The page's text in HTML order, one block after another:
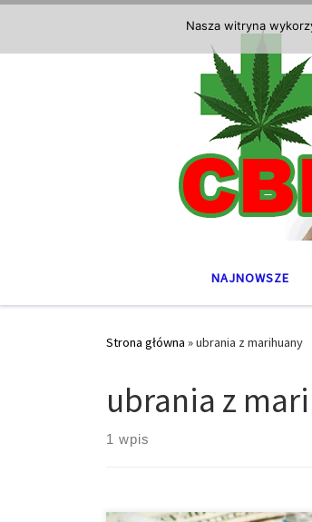
NAJNOWSZE
Strona główna »ubrania z marihuany
ubrania z
1 wpis
Nasza witryna